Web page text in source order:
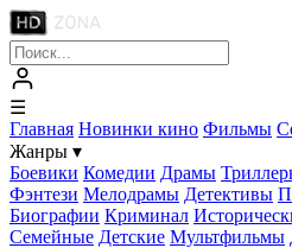
☰
Главная Новинки кино Фильмы
Жанры ▾
Боевики Комедии Драмы
Фэнтези Мелодрамы Детективы
Биографии Криминал
Семейные Детские Мультфильмы